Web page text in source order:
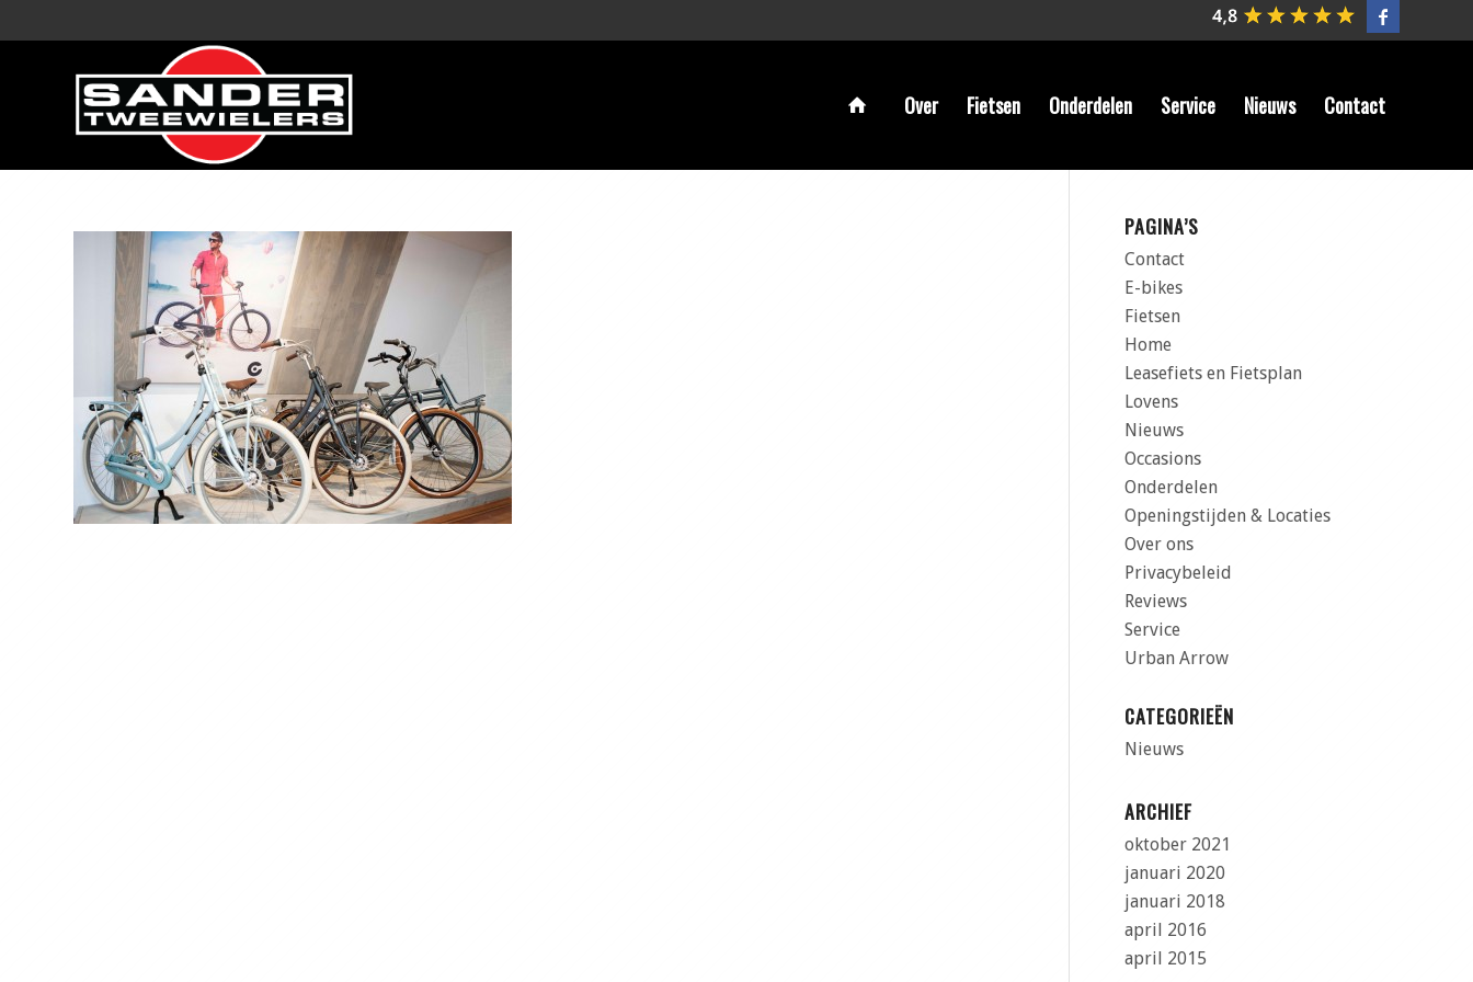
Over Fietsen Onderdelen Service Nieuws Contact
PAGINA’S
Contact
E-bikes
Fietsen
Home
Leasefiets en Fietsplan
Lovens
Nieuws
Occasions
Onderdelen
Openingstijden & Locaties
Over ons
Privacybeleid
Reviews
Service
Urban Arrow
CATEGORIEËN
Nieuws
ARCHIEF
oktober 2021
januari 2020
januari 2018
april 2016
april 2015